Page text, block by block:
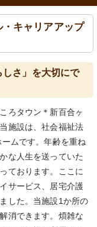
キャリアアップ
しさ」を大切にで
ろタウン＊新百合ヶ
施設は、社会福祉法
ムです。年齢を重ね
な人生を送っていた
ております。ここに
サービス、居宅介護
した。当施設1か所の
消できます。煩雑な